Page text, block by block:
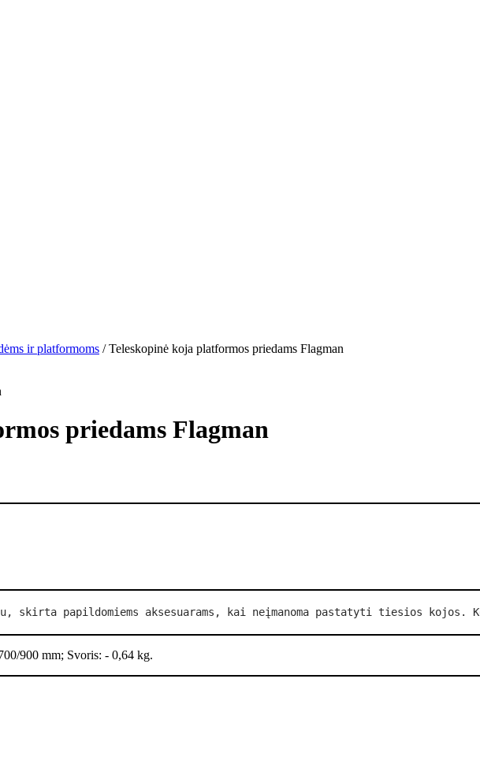
ir platformoms / Teleskopinė koja platformos priedams Flagman
priedams Flagman
skirta papildomiems aksesuarams, kai neįmanoma pastatyti tiesios kojos.
900 mm; Svoris: - 0,64 kg.